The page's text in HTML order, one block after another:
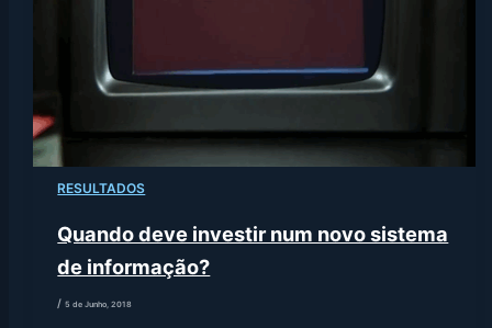
RESULTADOS
Quando deve investir num novo sistema
de informação?
/5 de Junho, 2018